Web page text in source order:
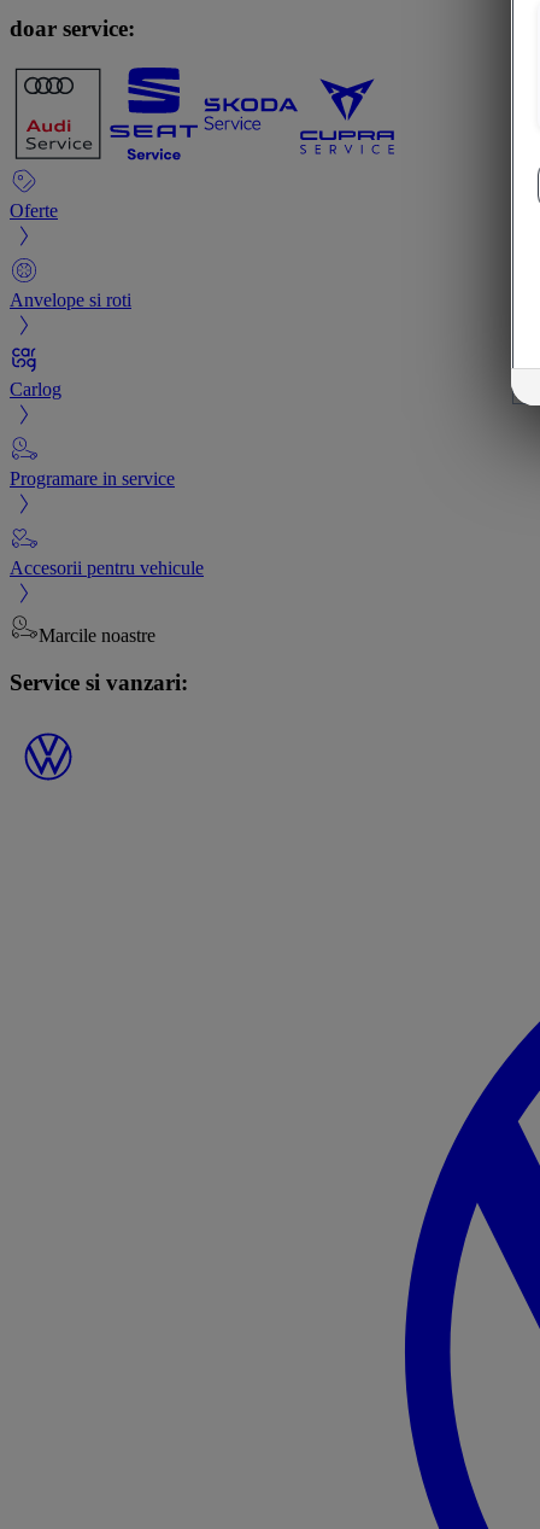
doar service:
Oferte
Anvelope si roti
Carlog
Programare in service
Accesorii pentru vehicule
Marcile noastre
Service si vanzari: